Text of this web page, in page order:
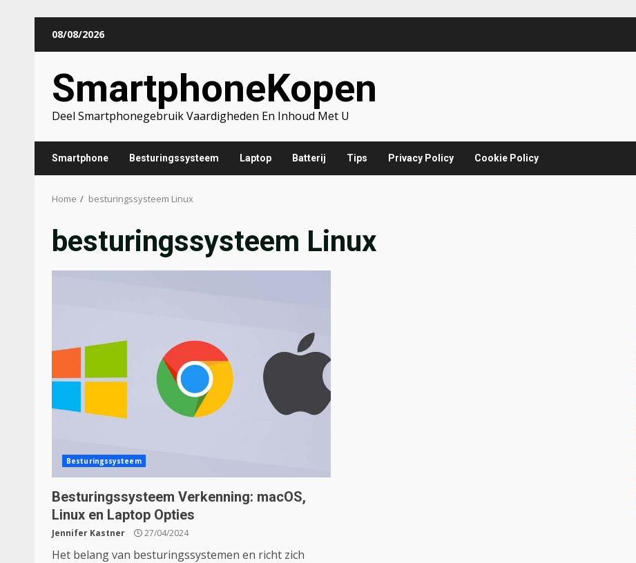
08/08/2026
SmartphoneKopen
Deel Smartphonegebruik Vaardigheden En Inhoud Met U
Smartphone Besturingssysteem Laptop Batterij Tips Privacy Policy Cookie Policy
Home besturingssysteem Linux
besturingssysteem Linux
Besturingssysteem
Besturingssysteem Verkenning: macOS,
Linux en Laptop Opties
Jennifer Kastner 27/04/2024
Het belang van besturingssystemen en richt zich